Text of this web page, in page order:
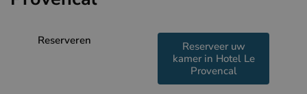
Reserveren
Reserveer uw
kamer in Hotel Le
Provencal